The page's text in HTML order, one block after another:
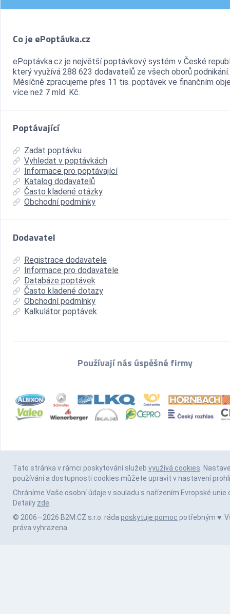
Co je ePoptávka.cz
ePoptávka.cz je největší poptávkový systém v České
který využívá 288 623 dodavatelů ze všech oborů podnikání.
Měsíčně zpracujeme přes 11 tis. poptávek ve finančním
více než 7 mld. Kč.
Poptávající
Zadat poptávku
Vyhledat v poptávkách
Informace pro poptávající
Katalog dodavatelů
Často kladené otázky
Obchodní podmínky
Dodavatel
Registrace dodavatele
Informace pro dodavatele
Databáze poptávek
Často kladené dotazy
Obchodní podmínky
Kalkulátor poptávek
Používají nás úspěšné firmy
Tato stránka v rámci poskytování služeb využívá cookies.
používání a dostupnosti cookies můžete upravit v nastavení
Chráníme Vaše osobní údaje v souladu s nařízením Evropské unie
Detaily zde.
© 2006—2026 B2M.CZ s.r.o. ráda poskytuje pomoc potřebným ♥️.
práva vyhrazena.